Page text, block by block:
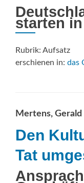
starten
Rubrik: Aufsatz
erschienen in: das
Mertens, Gerald
Den
Tat